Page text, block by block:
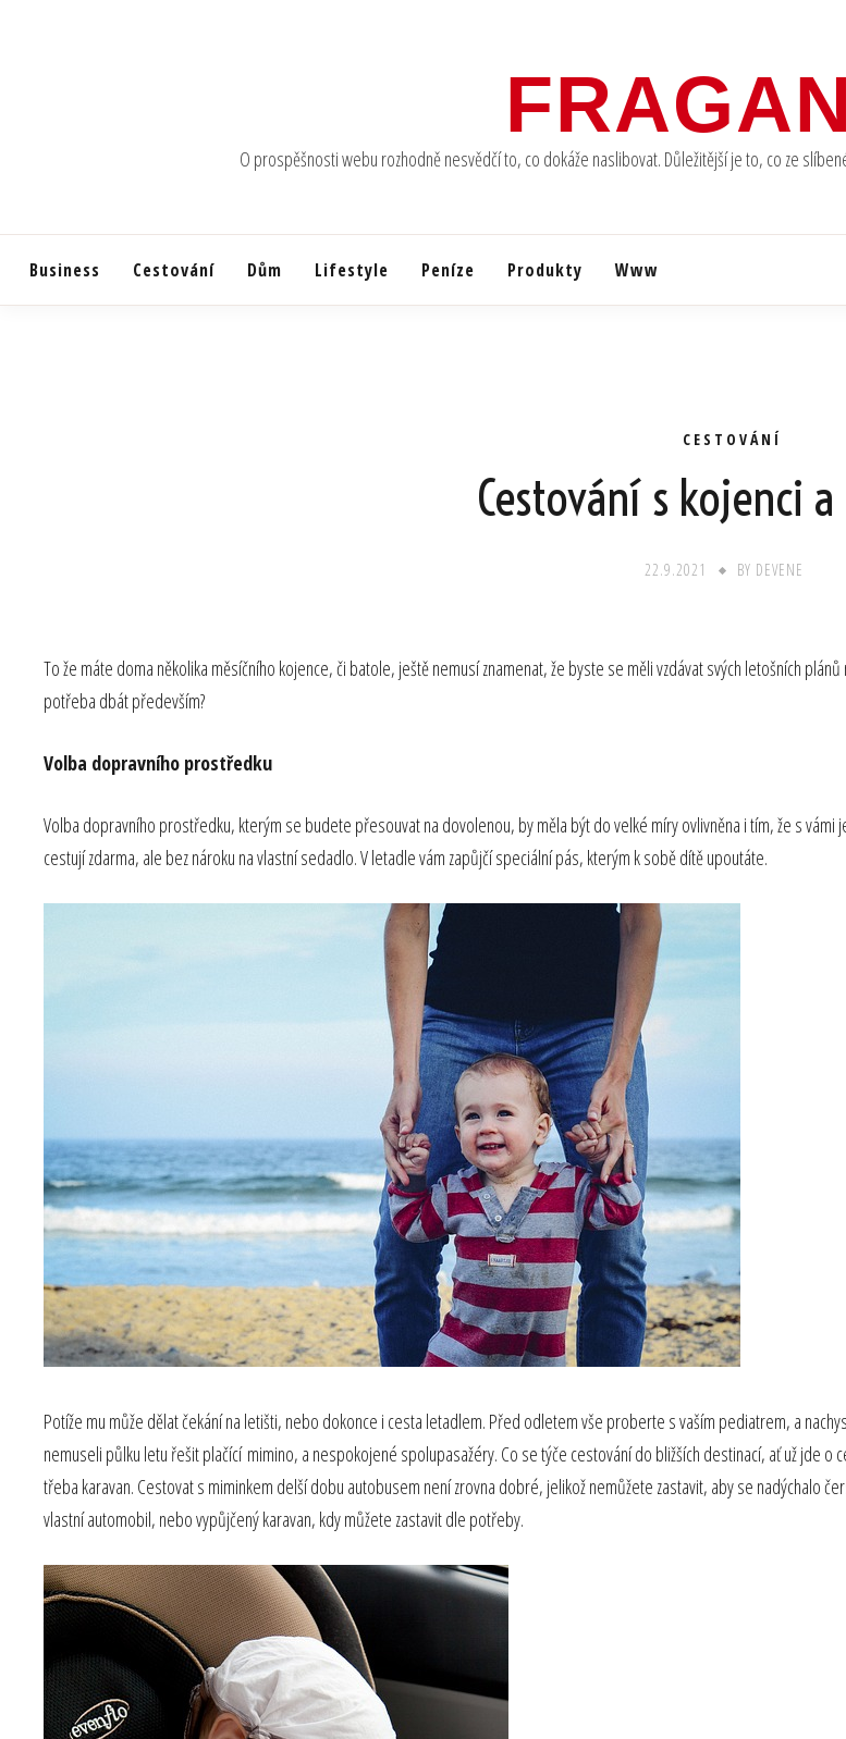
O prospěšnosti webu rozhodně nesvědčí to, co dokáže naslibovat. Důležitější je to, co ze
Business Cestování Dům Lifestyle Peníze Produkty Www
CESTOVÁNÍ
Cestování s kojenci
22.9.2021 BY DEVENE
To že máte doma několika měsíčního kojence, či batole, ještě nemusí znamenat, že byste se měli vzdávat svých letošních
potřeba dbát především?
Volba dopravního prostředku
Volba dopravního prostředku, kterým se budete přesouvat na dovolenou, by měla být do velké míry ovlivněna i tím, že s
cestují zdarma, ale bez nároku na vlastní sedadlo. V letadle vám zapůjčí speciální pás, kterým k sobě dítě upoutáte.
Potíže mu může dělat čekání na letišti, nebo dokonce i cesta letadlem. Před odletem vše proberte s vaším pediatrem, a
nemuseli půlku letu řešit plačící mimino, a nespokojené spolupasažéry. Co se týče cestování do bližších destinací, ať už
třeba karavan. Cestovat s miminkem delší dobu autobusem není zrovna dobré, jelikož nemůžete zastavit, aby se nadýchalo
vlastní automobil, nebo vypůjčený karavan, kdy můžete zastavit dle potřeby.